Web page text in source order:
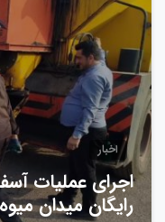
اخبار
اجرای عملیات
رایگان میدان